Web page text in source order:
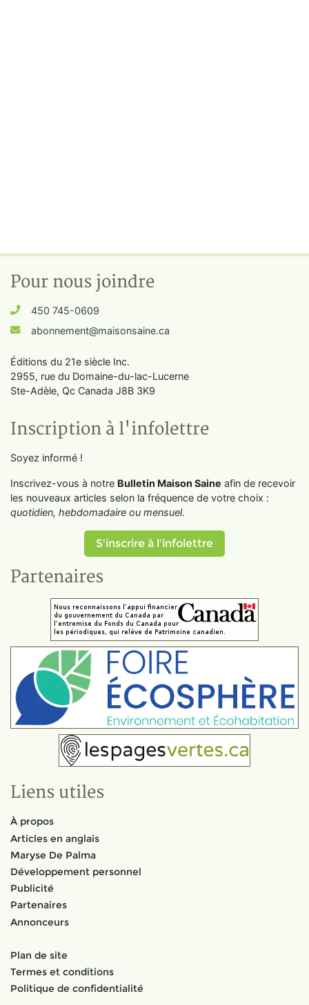
Pour nous joindre
450 745-0609
abonnement@maisonsaine.ca
Éditions du 21e siècle Inc.
2955, rue du Domaine-du-lac-Lucerne
Ste-Adèle, Qc Canada J8B 3K9
Inscription à l'infolettre
Soyez informé !
Inscrivez-vous à notre Bulletin Maison Saine afin de recevoir
les nouveaux articles selon la fréquence de votre choix :
quotidien, hebdomadaire ou mensuel.
S'inscrire à l'infolettre
Partenaires
Liens utiles
À propos
Articles en anglais
Maryse De Palma
Développement personnel
Publicité
Partenaires
Annonceurs
Plan de site
Termes et conditions
Politique de confidentialité